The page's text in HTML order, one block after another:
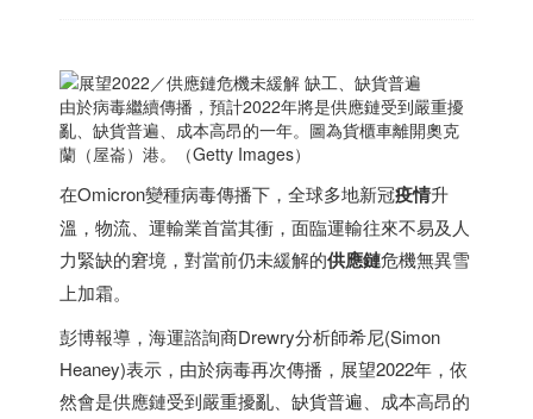
由於病毒繼續傳播，預計2022年將是供應鏈受到嚴重擾
亂、缺貨普遍、成本高昂的一年。圖為貨櫃車離開奧克
蘭（屋崙）港。（Getty Images）
在Omicron變種病毒傳播下，全球多地新冠疫情升
溫，物流、運輸業首當其衝，面臨運輸往來不易及人
力緊缺的窘境，對當前仍未緩解的供應鏈危機無異雪
上加霜。
彭博報導，海運諮詢商Drewry分析師希尼(Simon
Heaney)表示，由於病毒再次傳播，展望2022年，依
然會是供應鏈受到嚴重擾亂、缺貨普遍、成本高昂的